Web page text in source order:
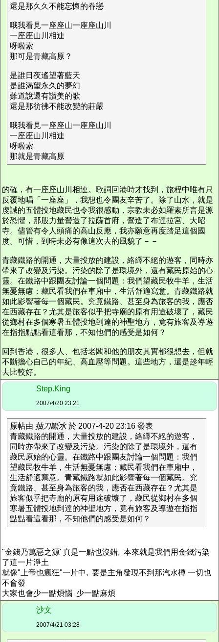
還是那久久不能忘懷的眷戀
哦我看見一座座山一座座山川
一座座山川相連
呀啦索
那可是青藏高原？
是誰日夜遙望著藍天
是誰渴望永久的夢幻
難道說還有讚美的歌
還是那彷彿不能改變的莊嚴
哦我看見一座座山一座座山川
一座座山川相連
呀啦索
那就是青藏高原
的確，有一座座山川相連。歌詞回港時才找到，旅程中唯有只
反覆地唱「一座座」，我想也令團友辛苦了。除了山水，就是
虔誠的五體投地藏民也令我很感動，宗教未必如羅素所言是源
於恐懼，那股力量營造了拉薩首府，營造了布達拉宮、大昭
寺。儘管有令人頭痛的高山反應，我亦願意再度踏足這個國
度。可惜，到時未必有像這次去的風貌了－－
青藏鐵路的開通，大量投放的建設，絡繹不絕的遊客，同時亦
帶來了改變及污染。污染的除了是環境外，還有藏民原始的心
靈。在鐵路中跟團友討論一個問題：我們望藏民牧牛羊，生活
無憂無慮；藏民看我們在車廂中，生活舒適寫意。青藏鐵路就
如此影響著每一個藏民。究竟鐵路、甚至身為旅客的我，應否
在西藏存在？尤其是旅客似乎把寺廟的原有用途破壞了，藏民
從鄉村在多個寒暑五體投地到達的神聖地方，竟有旅客及導遊
在指指點點看這看那，不知他們的感受是如何？
回到香港，很多人、包括老闆和他的朋友其實都很想去，但就
不斷擔心自己的年紀、高血壓等問題。這些地方，還是趁年輕
去比較好。
Step.King
2007/4/20 23:21
原帖由 抽刀斷水於 2007-4-20 23:16 發表
青藏鐵路的開通，大量投放的建設，絡繹不絕的遊客，
同時亦帶來了改變及污染。污染的除了是環境外，還有
藏民原始的心靈。在鐵路中跟團友討論一個問題：我們
望藏民牧牛羊，生活無憂無慮；藏民看我們在車廂中，
生活舒適寫意。青藏鐵路就如此影響著每一個藏民。究
竟鐵路、甚至身為旅客的我，應否在西藏存在？尤其是
旅客似乎把寺廟的原有用途破壞了，藏民從鄉村在多個
寒暑五體投地到達的神聖地方，竟有旅客及導遊在指指
點點看這看那，不知他們的感受是如何？
"金錢乃萬惡之源' 真是一點也沒錯, 本來就是我們用金錢污染
了這一片淨土
就像"上帝也瘋狂"一片中, 要是主角發現不到那汽水樽 一切也
不會發
大家也會少一點煩惱 少一點麻煩
沙文
2007/4/21 03:28